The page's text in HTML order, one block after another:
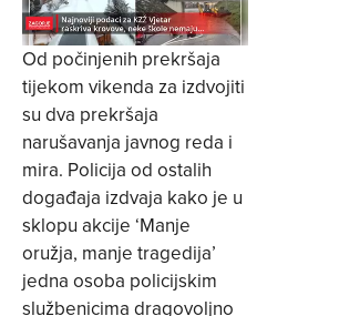
Od počinjenih prekršaja
tijekom vikenda za izdvojiti
su dva prekršaja
narušavanja javnog reda i
mira. Policija od ostalih
događaja izdvaja kako je u
sklopu akcije ‘Manje
oružja, manje tragedija’
jedna osoba policijskim
službenicima dragovoljno